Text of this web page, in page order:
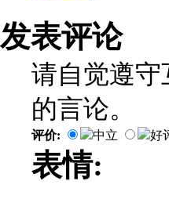
发表评论
请自觉遵
的言论。
评价: 中立 好
表情: